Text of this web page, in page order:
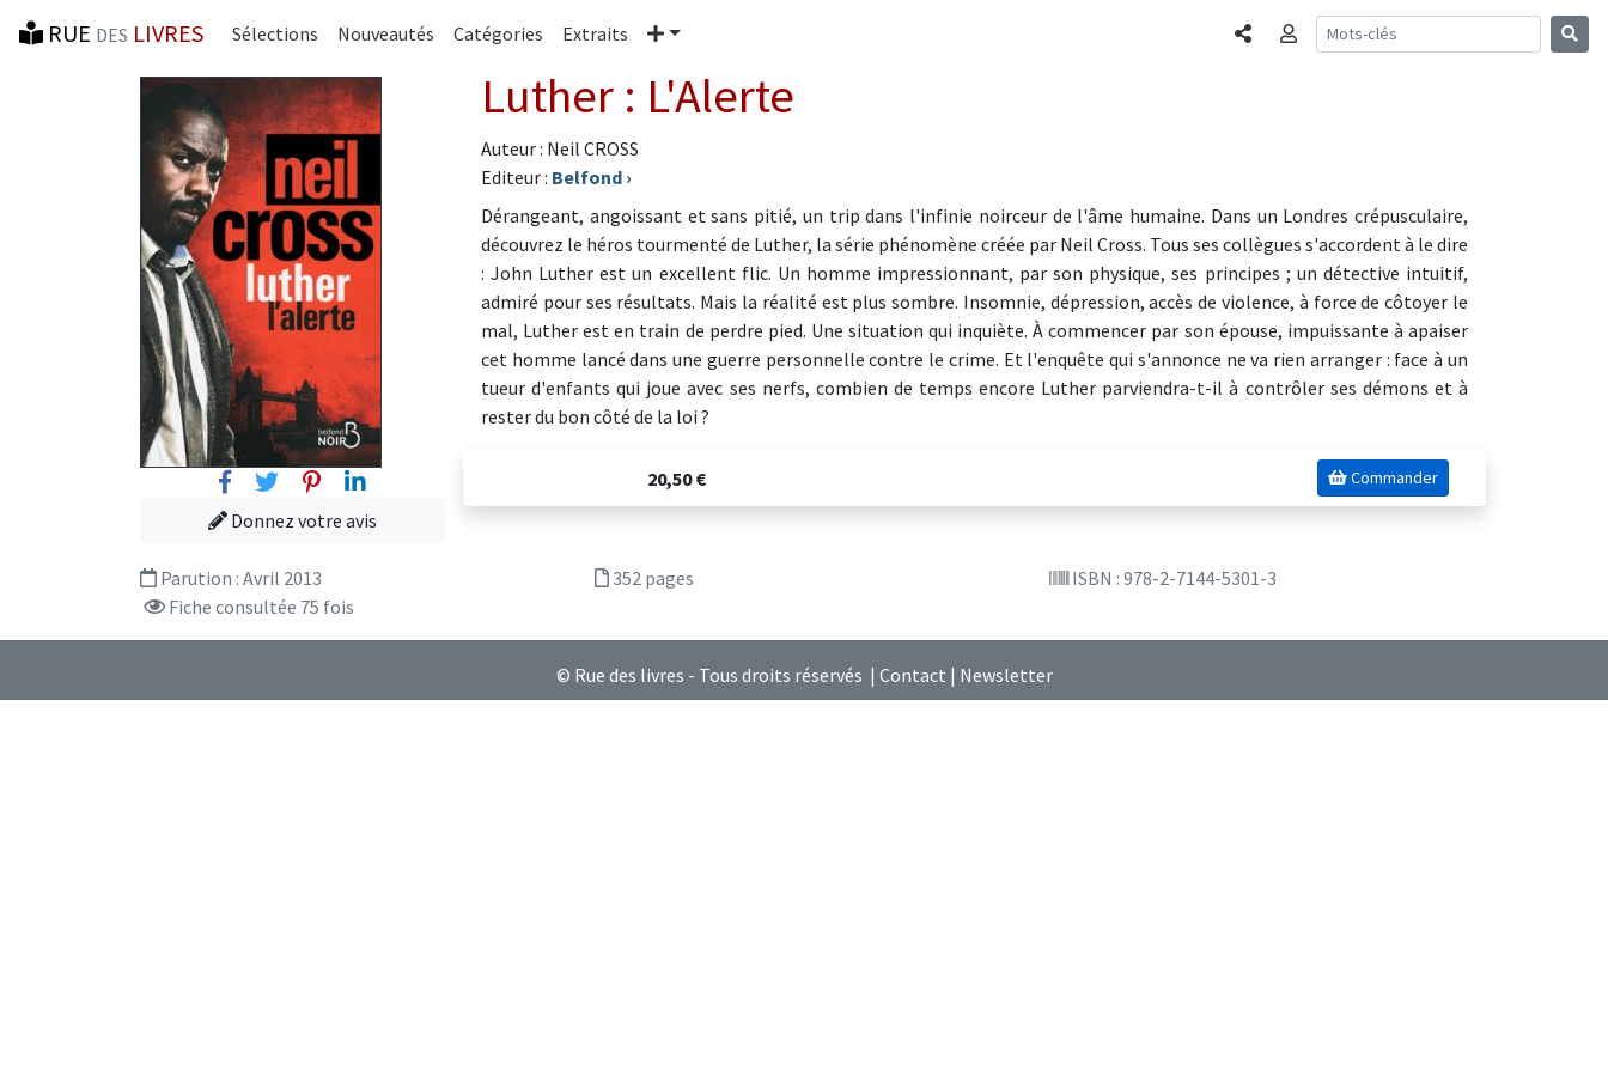
RUE DES LIVRES Sélections Nouveautés Catégories Extraits Plus PartagerConnexion
FacebookTwitterPinterest
Linkedin
Donnez votre avis
Luther : L'Alerte
Auteur : Neil CROSS
Editeur : Belfond ›
Dérangeant, angoissant et sans pitié, un trip dans l'infinie noirceur de l'âme humaine. Dans un Londres crépusculaire,
découvrez le héros tourmenté de Luther, la série phénomène créée par Neil Cross. Tous ses collègues s'accordent à le dire
: John Luther est un excellent flic. Un homme impressionnant, par son physique, ses principes ; un détective intuitif,
admiré pour ses résultats. Mais la réalité est plus sombre. Insomnie, dépression, accès de violence, à force de côtoyer le
mal, Luther est en train de perdre pied. Une situation qui inquiète. À commencer par son épouse, impuissante à apaiser
cet homme lancé dans une guerre personnelle contre le crime. Et l'enquête qui s'annonce ne va rien arranger : face à un
tueur d'enfants qui joue avec ses nerfs, combien de temps encore Luther parviendra-t-il à contrôler ses démons et à
rester du bon côté de la loi ?
20,50 € Commander
Parution : Avril 2013 352 pages
ISBN : 978-2-7144-5301-3
Fiche consultée 75 fois
© Rue des livres - Tous droits réservés | Contact | Newsletter